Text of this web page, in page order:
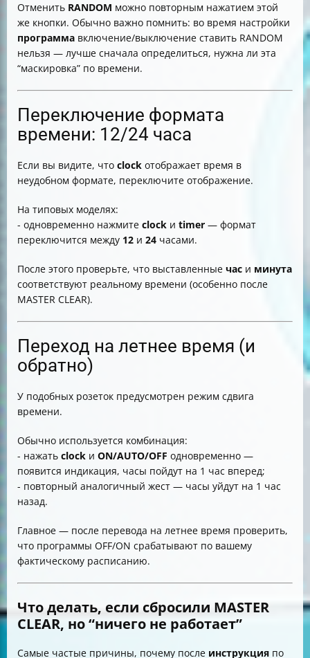
Отменить RANDOM можно повторным нажатием этой
же кнопки. Обычно важно помнить: во время настройки
программа включение/выключение ставить RANDOM
нельзя — лучше сначала определиться, нужна ли эта
“маскировка” по времени.
Переключение формата
времени: 12/24 часа
Если вы видите, что clock отображает время в
неудобном формате, переключите отображение.
На типовых моделях:
- одновременно нажмите clock и timer — формат
переключится между 12 и 24 часами.
После этого проверьте, что выставленные час и минута
соответствуют реальному времени (особенно после
MASTER CLEAR).
Переход на летнее время (и
обратно)
У подобных розеток предусмотрен режим сдвига
времени.
Обычно используется комбинация:
- нажать clock и ON/AUTO/OFF одновременно —
появится индикация, часы пойдут на 1 час вперед;
- повторный аналогичный жест — часы уйдут на 1 час
назад.
Главное — после перевода на летнее время проверить,
что программы OFF/ON срабатывают по вашему
фактическому расписанию.
Что делать, если сбросили MASTER
CLEAR, но “ничего не работает”
Самые частые причины, почему после инструкция по